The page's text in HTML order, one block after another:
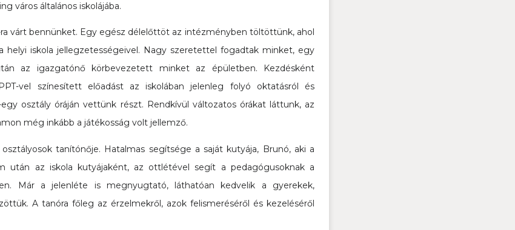
város általános iskolájába.
várt bennünket. Egy egész délelőttöt az intézményben töltöttünk, ahol
helyi iskola jellegzetességeivel. Nagy szeretettel fogadtak minket, egy
az igazgatónő körbevezetett minket az épületben. Kezdésként
vel színesített előadást az iskolában jelenleg folyó oktatásról és
osztály óráján vettünk részt. Rendkívül változatos órákat láttunk, az
még inkább a játékosság volt jellemző.
tanítónője. Hatalmas segítsége a saját kutyája, Brunó, aki a
után az iskola kutyájaként, az ottlétével segít a pedagógusoknak a
Már a jelenléte is megnyugtató, láthatóan kedvelik a gyerekek,
A tanóra főleg az érzelmekről, azok felismeréséről és kezeléséről